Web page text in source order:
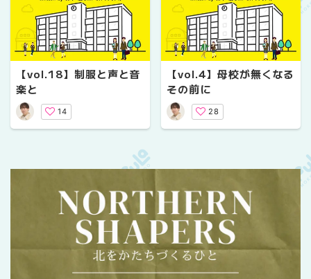
【vol.18】制服と声と音
楽と
14
【vol.4】母校が無くなる
その前に
28